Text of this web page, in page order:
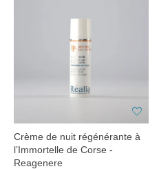
favorite
Crème de nuit régénérante à
l’Immortelle de Corse -
Reagenere